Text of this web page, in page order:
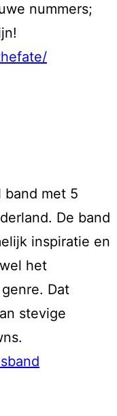
nummers;
band met 5
De band
inspiratie en
het
Dat
stevige